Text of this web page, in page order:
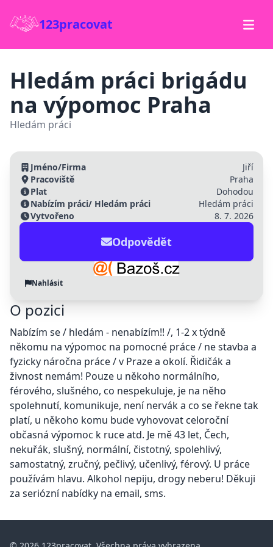
123pracovat
Hledám práci brigádu
na výpomoc Praha
Hledám práci
Jméno/Firma
Jiří
Pracoviště
Praha
Plat
Dohodou
Nabízím práci/ Hledám práci
Hledám práci
Vytvořeno
8. 7. 2026
Odpovědět
Nahlásit
O pozici
Nabízím se / hledám - nenabízím!! /, 1-2 x týdně
někomu na výpomoc na pomocné práce / ne stavba a
fyzicky náročna práce / v Praze a okolí. Řidičák a
živnost nemám! Pouze u někoho normálního,
férového, slušného, co nespekuluje, je na něho
spolehnutí, komunikuje, není nervák a co se řekne tak
platí, u někoho komu bude vyhovovat celoroční
občasná výpomoc k ruce atd. Je mě 43 let, Čech,
nekuřák, slušný, normální, čistotný, spolehlivý,
samostatný, zručný, pečlivý, učenlivý, férový. U práce
používám hlavu. Alkohol nepiju, drogy neberu! Děkuji
za seriózní nabídky na email, sms.